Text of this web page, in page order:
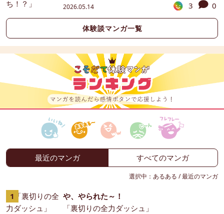
2026.05.14 3 0
体験談マンガ一覧
最近のマンガ すべてのマンガ
選択中： あるある /最近のマンガ
や、やられた～！
「裏切りの全力ダッシュ」